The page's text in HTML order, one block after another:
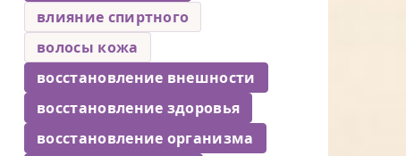
влияние спиртного
волосы кожа
восстановление внешности
восстановление здоровья
восстановление организма